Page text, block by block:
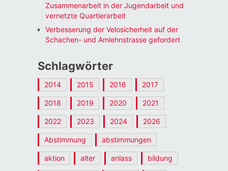
Zusammenarbeit in der Jugendarbeit und
vernetzte Quartierarbeit
Verbesserung der Velosicherheit auf der
Schachen- und Amlehnstrasse gefordert
Schlagwörter
2014 2015 2016 2017
2018 2019 2020 2021
2022 2023 2024 2026
Abstimmung abstimmungen
aktion alter anlass bildung